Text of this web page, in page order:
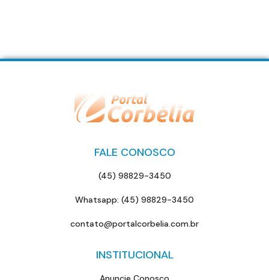
FALE CONOSCO
(45) 98829-3450
Whatsapp: (45) 98829-3450
contato@portalcorbelia.com.br
INSTITUCIONAL